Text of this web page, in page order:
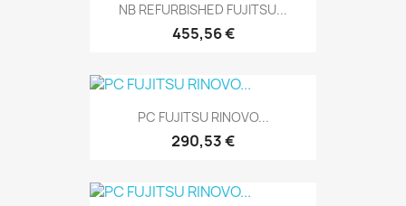
NB REFURBISHED FUJITSU...
455,56 €
PC FUJITSU RINOVO...
290,53 €